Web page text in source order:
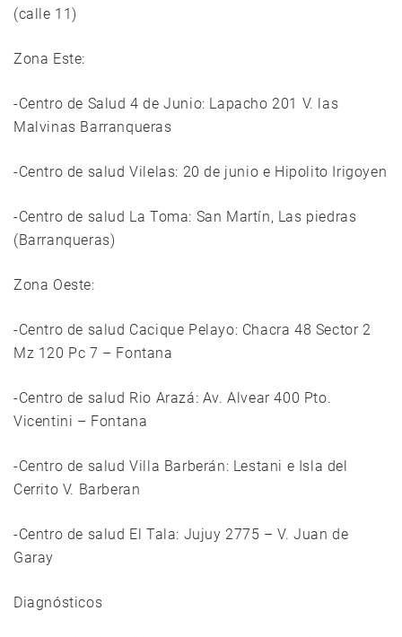
(calle 11)
Zona Este:
-Centro de Salud 4 de Junio: Lapacho 201 V. las
Malvinas Barranqueras
-Centro de salud Vilelas: 20 de junio e Hipolito Irigoyen
-Centro de salud La Toma: San Martín, Las piedras
(Barranqueras)
Zona Oeste:
-Centro de salud Cacique Pelayo: Chacra 48 Sector 2
Mz 120 Pc 7 – Fontana
-Centro de salud Rio Arazá: Av. Alvear 400 Pto.
Vicentini – Fontana
-Centro de salud Villa Barberán: Lestani e Isla del
Cerrito V. Barberan
-Centro de salud El Tala: Jujuy 2775 – V. Juan de
Garay
Diagnósticos